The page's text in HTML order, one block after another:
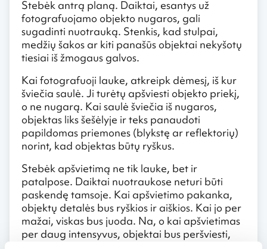
Stebėk antrą planą. Daiktai, esantys už
fotografuojamo objekto nugaros, gali
sugadinti nuotrauką. Stenkis, kad stulpai,
medžių šakos ar kiti panašūs objektai nekyšotų
tiesiai iš žmogaus galvos.
Kai fotografuoji lauke, atkreipk dėmesį, iš kur
šviečia saulė. Ji turėtų apšviesti objekto priekį,
o ne nugarą. Kai saulė šviečia iš nugaros,
objektas liks šešėlyje ir teks panaudoti
papildomas priemones (blykstę ar reflektorių)
norint, kad objektas būtų ryškus.
Stebėk apšvietimą ne tik lauke, bet ir
patalpose. Daiktai nuotraukose neturi būti
paskendę tamsoje. Kai apšvietimo pakanka,
objektų detalės bus ryškios ir aiškios. Kai jo per
mažai, viskas bus juoda. Na, o kai apšvietimas
per daug intensyvus, objektai bus peršviesti,